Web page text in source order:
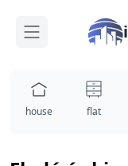
house flat